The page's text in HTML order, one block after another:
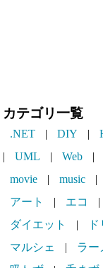
カテゴリ一覧
.NET | DIY |
|
UML | Web |
movie
| music |
アート
| エコ |
ダイエット
|
マルシェ
| ラー